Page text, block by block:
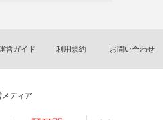
営ガイド 利用規約 お問い合わせ
メディア